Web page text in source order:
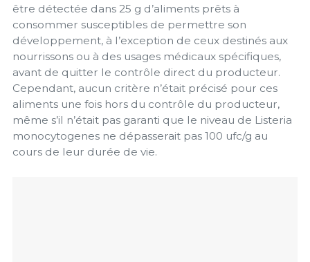
être détectée dans 25 g d’aliments prêts à
consommer susceptibles de permettre son
développement, à l’exception de ceux destinés aux
nourrissons ou à des usages médicaux spécifiques,
avant de quitter le contrôle direct du producteur.
Cependant, aucun critère n’était précisé pour ces
aliments une fois hors du contrôle du producteur,
même s’il n’était pas garanti que le niveau de Listeria
monocytogenes ne dépasserait pas 100 ufc/g au
cours de leur durée de vie.